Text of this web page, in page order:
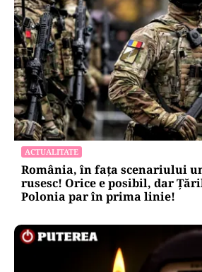
ACTUALITATE
România, în fața scenariului
rusesc! Orice e posibil, dar
Polonia par în prima linie!